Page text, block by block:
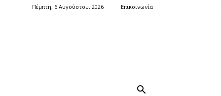
Πέμπτη, 6 Αυγούστου, 2026 Επικοινωνία